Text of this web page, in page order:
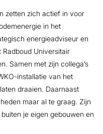
zetten zich actief in voor
in het
energieadviseur en
Universitair
Samen met zijn collega’s
installatie van het
draaien. Daarnaast
maar al te graag. Zijn
je eigen gebouwen en